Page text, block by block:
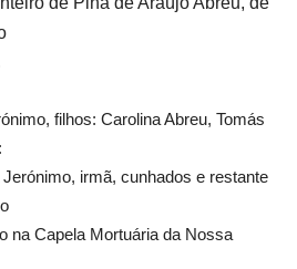
filhos: Carolina Abreu, Tomás
irmã, cunhados e restante
na Capela Mortuária da Nossa